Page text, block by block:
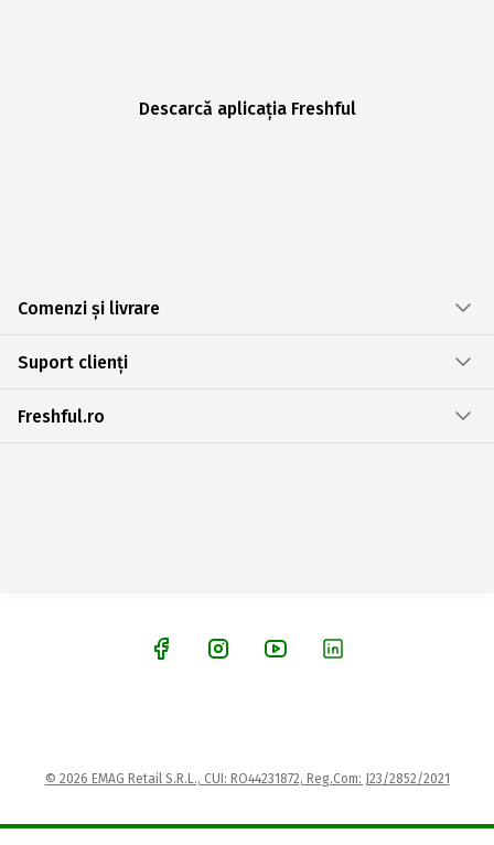
Descarcă aplicația Freshful
Comenzi și livrare
Suport clienți
Freshful.ro
© 2026 EMAG Retail S.R.L., CUI: RO44231872, Reg.Com: J23/2852/2021